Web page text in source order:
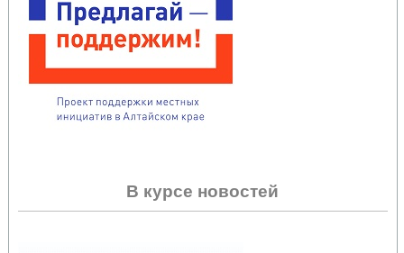
В курсе новостей